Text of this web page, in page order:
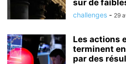
sur de
challenges - 29
Les actions
terminent
par des